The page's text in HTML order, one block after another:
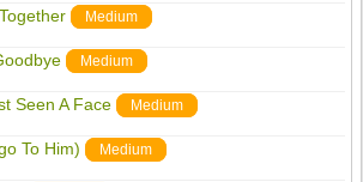
Medium
Medium
Seen A Face Medium
To Him) Medium